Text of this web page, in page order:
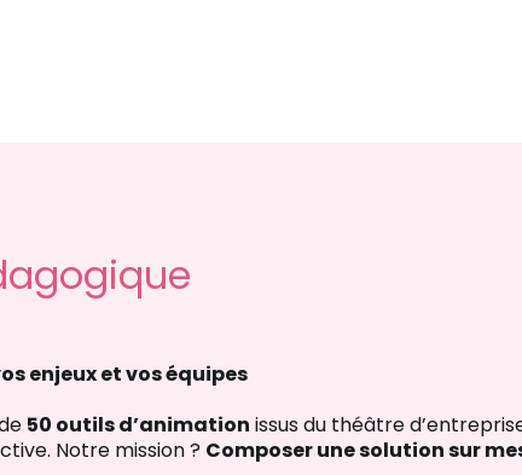
enjeux et vos équipes
50 outils d’animation issus du théâtre
Notre mission ? Composer une solution sur